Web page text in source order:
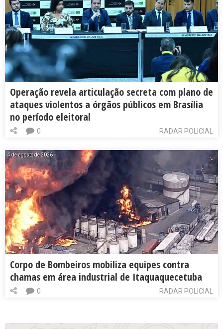
Operação revela articulação secreta com plano de
ataques violentos a órgãos públicos em Brasília
no período eleitoral
RADAR POLICIAL
0
4 de agosto de 2026
Corpo de Bombeiros mobiliza equipes contra
chamas em área industrial de Itaquaquecetuba
RADAR POLICIAL
0